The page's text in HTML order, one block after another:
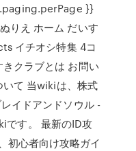
}}
りえ ホーム だいす
イチオシ特集 4コ
クラブとは お問い
いて 当wikiは、株式
イドアンドソウル -
です。 最新のID攻
初心者向け攻略ガイ